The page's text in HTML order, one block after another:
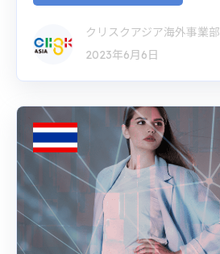
クリスクアジア海外事業部
2023年6月6日